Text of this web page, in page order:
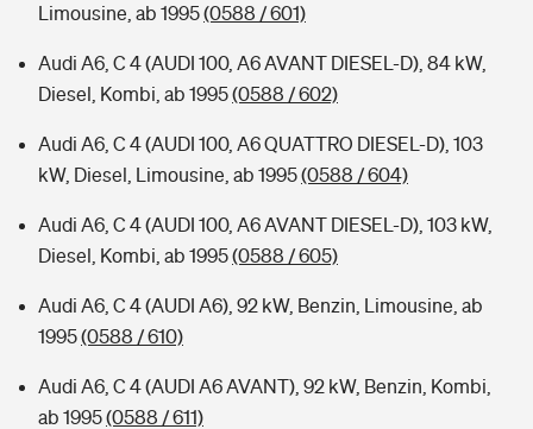
Limousine, ab 1995(0588 / 601)
Audi A6, C 4 (AUDI 100, A6 AVANT DIESEL-D), 84 kW,
Diesel, Kombi, ab 1995(0588 / 602)
Audi A6, C 4 (AUDI 100, A6 QUATTRO DIESEL-D), 103
kW, Diesel, Limousine, ab 1995(0588 / 604)
Audi A6, C 4 (AUDI 100, A6 AVANT DIESEL-D), 103 kW,
Diesel, Kombi, ab 1995(0588 / 605)
Audi A6, C 4 (AUDI A6), 92 kW, Benzin, Limousine, ab
1995(0588 / 610)
Audi A6, C 4 (AUDI A6 AVANT), 92 kW, Benzin, Kombi,
ab 1995(0588 / 611)